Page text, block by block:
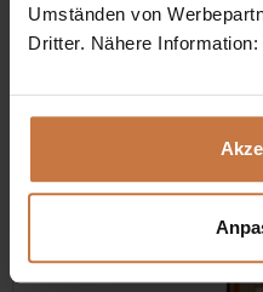
Umständen von
Dritter. Nähere Information:
€ 15,90 *